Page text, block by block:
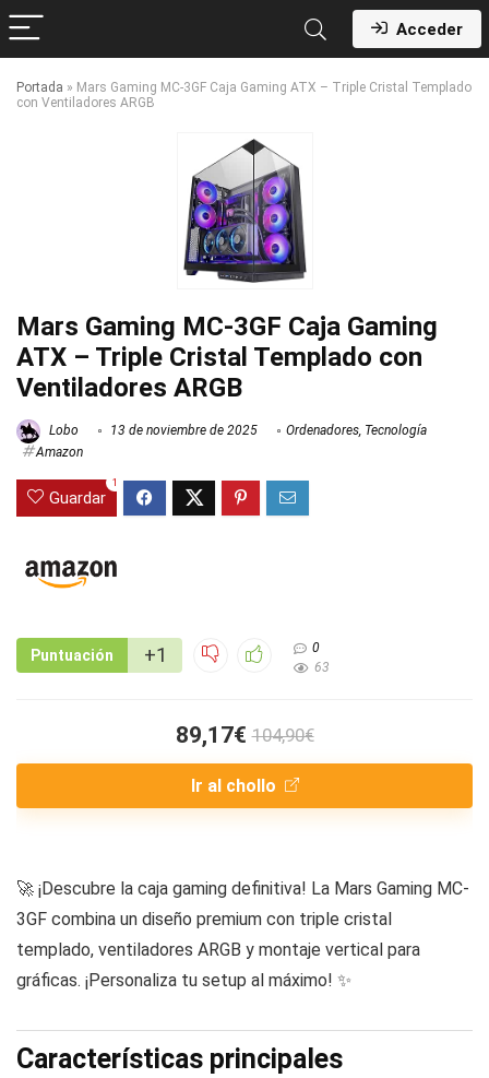
Acceder
Portada » Mars Gaming MC-3GF Caja Gaming ATX – Triple Cristal Templado
con Ventiladores ARGB
Mars Gaming MC-3GF Caja Gaming
ATX – Triple Cristal Templado con
Ventiladores ARGB
Lobo 13 de noviembre de 2025 Ordenadores, Tecnología
Amazon
Guardar
1
Puntuación +1
0
63
89,17€ 104,90€
Ir al chollo
🚀 ¡Descubre la caja gaming definitiva! La Mars Gaming MC-
3GF combina un diseño premium con triple cristal
templado, ventiladores ARGB y montaje vertical para
gráficas. ¡Personaliza tu setup al máximo! ✨
Características principales